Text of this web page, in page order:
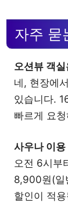
자주 묻
오션뷰 객
네, 현장에
있습니다.
빠르게 요
사우나 이
오전 6시부
8,900원(일
할인이 적